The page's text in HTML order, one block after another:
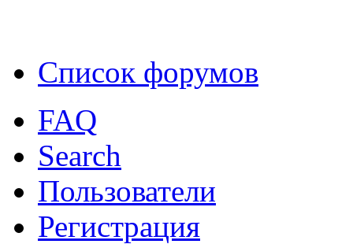
Список форумов
FAQ
Search
Пользователи
Регистрация